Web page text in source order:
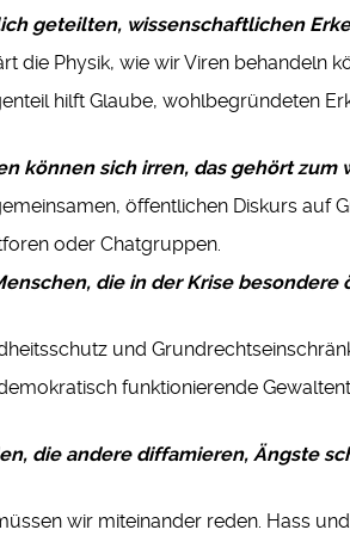
geteilten, wissenschaftlichen
die Physik, wie wir Viren behandeln
hilft Glaube, wohlbegründeten
können sich irren, das gehört zum
öffentlichen Diskurs
oder Chatgruppen.
die in der Krise
und
funktionierende
die andere diffamieren, Ängste
wir miteinander reden. Hass